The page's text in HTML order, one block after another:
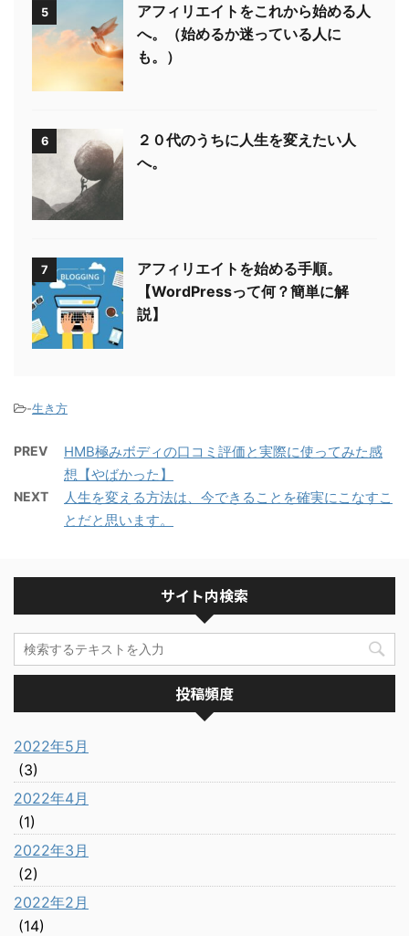
5
アフィリエイトをこれから始める人
へ。（始めるか迷っている人に
も。）
6
２０代のうちに人生を変えたい人
へ。
7
アフィリエイトを始める手順。
【WordPressって何？簡単に解
説】
-生き方
PREV
HMB極みボディの口コミ評価と実際に使ってみた感
想【やばかった】
NEXT
人生を変える方法は、今できることを確実にこなすこ
とだと思います。
サイト内検索
投稿頻度
2022年5月
(3)
2022年4月
(1)
2022年3月
(2)
2022年2月
(14)